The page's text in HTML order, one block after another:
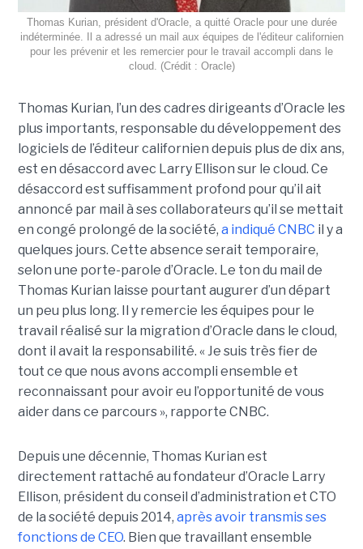
Thomas Kurian, président d'Oracle, a quitté Oracle pour une durée
indéterminée. Il a adressé un mail aux équipes de l'éditeur californien
pour les prévenir et les remercier pour le travail accompli dans le
cloud. (Crédit : Oracle)
Thomas Kurian, l’un des cadres dirigeants d’Oracle les
plus importants, responsable du développement des
logiciels de l’éditeur californien depuis plus de dix ans,
est en désaccord avec Larry Ellison sur le cloud. Ce
désaccord est suffisamment profond pour qu’il ait
annoncé par mail à ses collaborateurs qu’il se mettait
en congé prolongé de la société, a indiqué CNBC il y a
quelques jours. Cette absence serait temporaire,
selon une porte-parole d’Oracle. Le ton du mail de
Thomas Kurian laisse pourtant augurer d’un départ
un peu plus long. Il y remercie les équipes pour le
travail réalisé sur la migration d’Oracle dans le cloud,
dont il avait la responsabilité. « Je suis très fier de
tout ce que nous avons accompli ensemble et
reconnaissant pour avoir eu l’opportunité de vous
aider dans ce parcours », rapporte CNBC.
Depuis une décennie, Thomas Kurian est
directement rattaché au fondateur d’Oracle Larry
Ellison, président du conseil d’administration et CTO
de la société depuis 2014, après avoir transmis ses
fonctions de CEO. Bien que travaillant ensemble